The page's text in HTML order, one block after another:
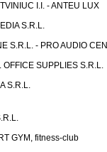
I.I. - ANTEU LUX
S.R.L.
S.R.L. - PRO AUDIO
OFFICE SUPPLIES S.R.L.
S.R.L.
GYM, fitness-club